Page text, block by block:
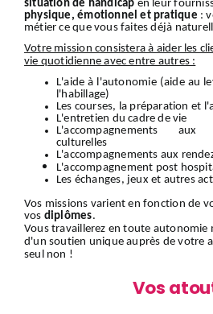
situation de handicap en leur
physique, émotionnel et pratique :
métier ce que vous faites déjà
Votre mission consistera à aider les
vie quotidienne avec entre autres :
L'aide à l'autonomie (aide au
l'habillage)
Les courses, la préparation et
L'entretien du cadre de vie
L'accompagnements
culturelles
L'accompagnements aux
L'accompagnement post
Les échanges, jeux et autres
Vos missions varient en fonction de
vos diplômes.
Vous travaillerez en toute autonomie
d'un soutien unique auprès de votre
seul non !
Vos